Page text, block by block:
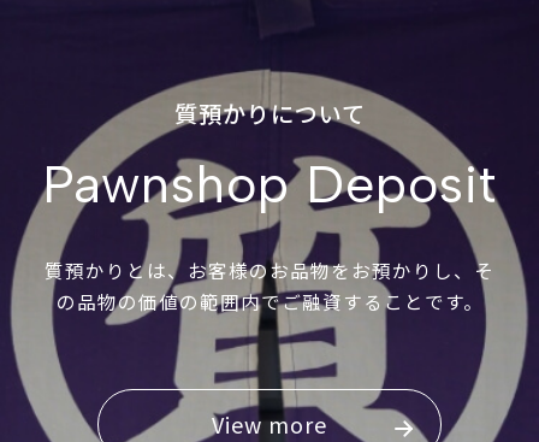
質預かりについて
Pawnshop Deposit
質預かりとは、お客様のお品物をお預かりし、そ
の品物の価値の範囲内でご融資することです。
View more